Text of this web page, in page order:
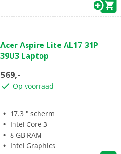
van
de
sterren.
Acer Aspire Lite AL17-31P-
39U3 Laptop
569,-
Op voorraad
17.3 " scherm
Intel Core 3
8 GB RAM
Intel Graphics